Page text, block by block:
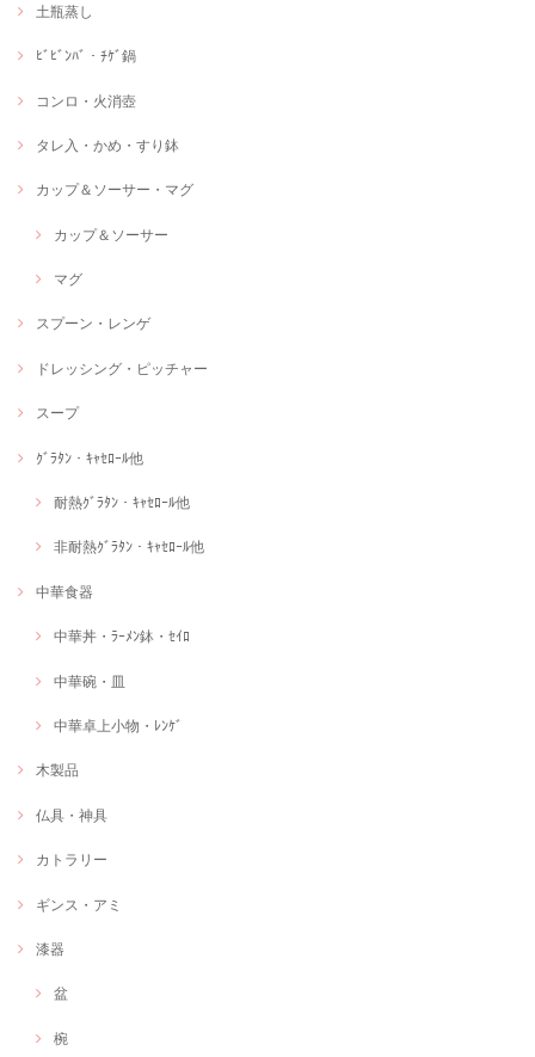
土瓶蒸し
ﾋﾞﾋﾞﾝﾊﾞ・ﾁｹﾞ鍋
コンロ・火消壺
タレ入・かめ・すり鉢
カップ＆ソーサー・マグ
カップ＆ソーサー
マグ
スプーン・レンゲ
ドレッシング・ピッチャー
スープ
ｸﾞﾗﾀﾝ・ｷｬｾﾛｰﾙ他
耐熱ｸﾞﾗﾀﾝ・ｷｬｾﾛｰﾙ他
非耐熱ｸﾞﾗﾀﾝ・ｷｬｾﾛｰﾙ他
中華食器
中華丼・ﾗｰﾒﾝ鉢・ｾｲﾛ
中華碗・皿
中華卓上小物・ﾚﾝｹﾞ
木製品
仏具・神具
カトラリー
ギンス・アミ
漆器
盆
椀